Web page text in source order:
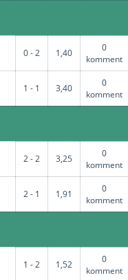
0 - 2 1,40
0
komment
1 - 1 3,40
0
komment
2 - 2 3,25
0
komment
2 - 1 1,91
0
komment
1 - 2 1,52
0
komment